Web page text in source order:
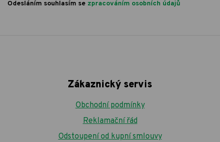
Odesláním souhlasím se zpracováním osobních údajů
Zákaznický servis
Obchodní podmínky
Reklamační řád
Odstoupení od kupní smlouvy